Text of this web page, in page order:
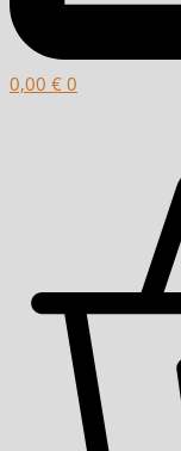
0,00 € 0